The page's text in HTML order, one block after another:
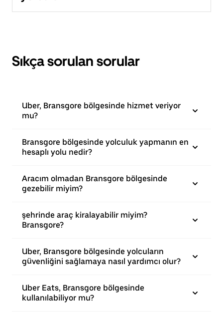
Sıkça sorulan sorular
Uber, Bransgore bölgesinde hizmet veriyor
mu?
Bransgore bölgesinde yolculuk yapmanın en
hesaplı yolu nedir?
Aracım olmadan Bransgore bölgesinde
gezebilir miyim?
şehrinde araç kiralayabilir miyim?
Bransgore?
Uber, Bransgore bölgesinde yolcuların
güvenliğini sağlamaya nasıl yardımcı olur?
Uber Eats, Bransgore bölgesinde
kullanılabiliyor mu?